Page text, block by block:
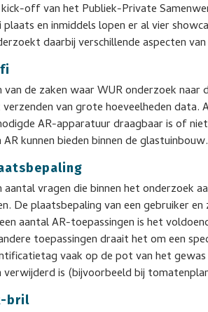
off van het Publiek-Private
plaats en inmiddels lopen er al vier
daarbij verschillende aspecten van
van de zaken waar WUR onderzoek
van grote hoeveelheden data.
AR-apparatuur draagbaar is of
AR kunnen bieden binnen de glastuinbouw.
aantal vragen die binnen het onderzoek
De plaatsbepaling van een gebruiker
aantal AR-toepassingen is het
toepassingen draait het om een
vaak op de pot van het
verwijderd is (bijvoorbeeld bij
bril